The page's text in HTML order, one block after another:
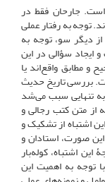
جارحان فقط در
توجه به رفتار عملی
دیگر سو، توجه به
ایجاد سؤالی در این
و مطابق واقع‌اند یا
بررسی تاریخ حدیث
تنهایی سبب می‌شد
از متن کتب رجالی و
اشتباه از تشکیک و
صورت، استادان و
اشتباه، کوله‌بار
توجه به اهمیت این